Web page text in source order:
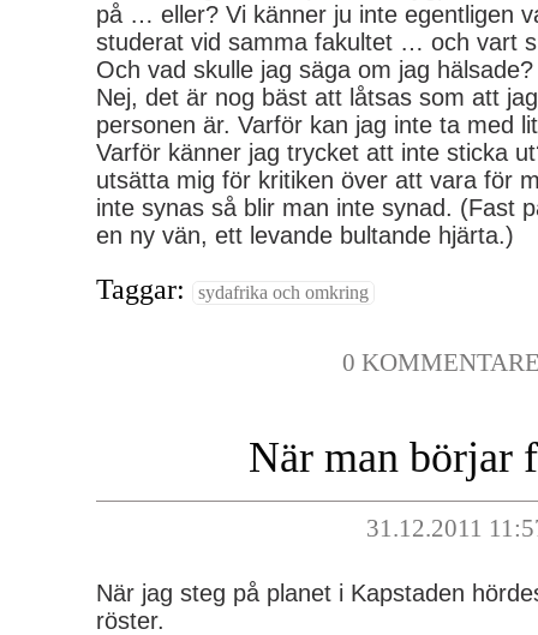
på … eller? Vi känner ju inte egentligen
studerat vid samma fakultet … och vart
Och vad skulle jag säga om jag
Nej, det är nog bäst att låtsas som att
personen är. Varför kan jag inte ta med
Varför känner jag trycket att inte sticka
utsätta mig för kritiken över att vara för
inte synas så blir man inte synad. (Fast
en ny vän, ett levande bultande hjärta.)
Taggar: sydafrika och omkring
0
När man börjar
31.12.2011
När jag steg på planet i Kapstaden
röster.